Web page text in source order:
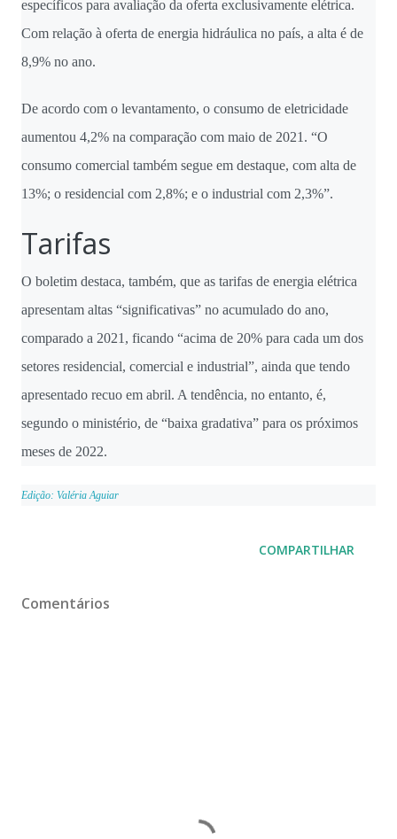
específicos para avaliação da oferta exclusivamente elétrica.
Com relação à oferta de energia hidráulica no país, a alta é de
8,9% no ano.
De acordo com o levantamento, o consumo de eletricidade
aumentou 4,2% na comparação com maio de 2021. “O
consumo comercial também segue em destaque, com alta de
13%; o residencial com 2,8%; e o industrial com 2,3%”.
Tarifas
O boletim destaca, também, que as tarifas de energia elétrica
apresentam altas “significativas” no acumulado do ano,
comparado a 2021, ficando “acima de 20% para cada um dos
setores residencial, comercial e industrial”, ainda que tendo
apresentado recuo em abril. A tendência, no entanto, é,
segundo o ministério, de “baixa gradativa” para os próximos
meses de 2022.
Edição: Valéria Aguiar
COMPARTILHAR
Comentários